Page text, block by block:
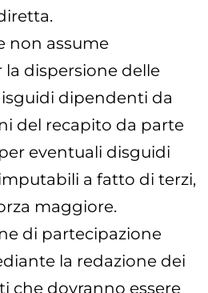
non assume
dispersione delle
dipendenti da
del recapito da parte
eventuali disguidi
a fatto di terzi,
maggiore.
di partecipazione
la redazione dei
che dovranno essere